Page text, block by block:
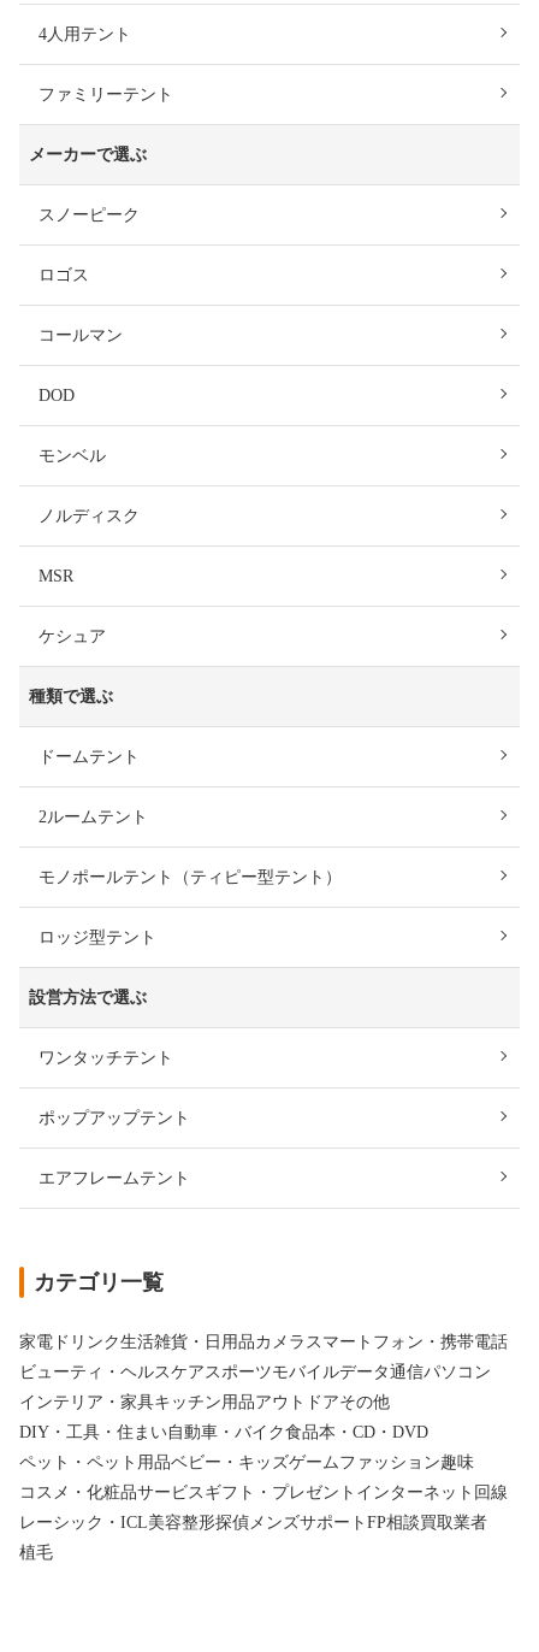
4人用テント
ファミリーテント
メーカーで選ぶ
スノーピーク
ロゴス
コールマン
DOD
モンベル
ノルディスク
MSR
ケシュア
種類で選ぶ
ドームテント
2ルームテント
モノポールテント（ティピー型テント）
ロッジ型テント
設営方法で選ぶ
ワンタッチテント
ポップアップテント
エアフレームテント
カテゴリ一覧
家電 ドリンク生活雑貨・日用品カメラ スマートフォン・携帯電話
ビューティ・ヘルスケア スポーツモバイルデータ通信パソコン
インテリア・家具キッチン用品アウトドアその他
DIY・工具・住まい自動車・バイク食品本・CD・DVD
ペット・ペット用品ベビー・キッズゲーム ファッション趣味
コスメ・化粧品サービス ギフト・プレゼント インターネット回線
レーシック・ICL美容整形探偵 メンズサポート FP相談買取業者
植毛